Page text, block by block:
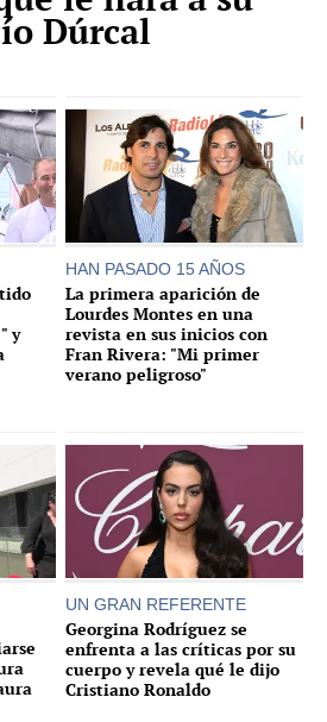
Dúrcal
y
HAN PASADO 15 AÑOS
La primera aparición de
Lourdes Montes en una
revista en sus inicios con
Fran Rivera: "Mi primer
verano peligroso"
UN GRAN REFERENTE
Georgina Rodríguez se
enfrenta a las críticas por su
cuerpo y revela qué le dijo
Cristiano Ronaldo